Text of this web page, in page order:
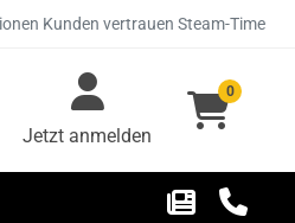
Kunden vertrauen Steam-Time
Jetzt anmelden
0